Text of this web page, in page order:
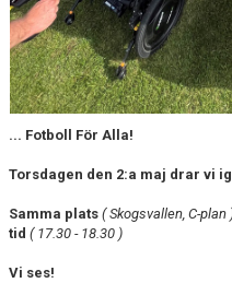
... Fotboll För Alla!
Torsdagen den 2:a maj drar vi
Samma plats ( Skogsvallen, C-plan
tid ( 17.30 - 18.30 )
Vi ses!